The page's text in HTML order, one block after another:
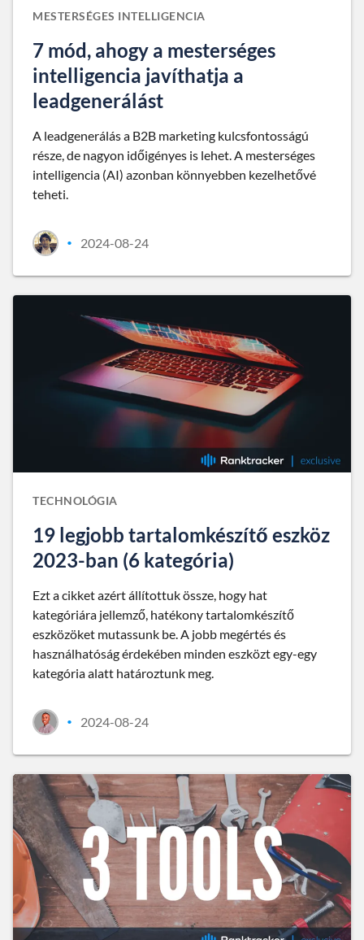
MESTERSÉGES INTELLIGENCIA
7 mód, ahogy a mesterséges
intelligencia javíthatja a
leadgenerálást
A leadgenerálás a B2B marketing kulcsfontosságú
része, de nagyon időigényes is lehet. A mesterséges
intelligencia (AI) azonban könnyebben kezelhetővé
teheti.
• 2024-08-24
TECHNOLÓGIA
19 legjobb tartalomkészítő eszköz
2023-ban (6 kategória)
Ezt a cikket azért állítottuk össze, hogy hat
kategóriára jellemző, hatékony tartalomkészítő
eszközöket mutassunk be. A jobb megértés és
használhatóság érdekében minden eszközt egy-egy
kategória alatt határoztunk meg.
• 2024-08-24